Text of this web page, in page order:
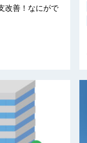
改善！なにがで